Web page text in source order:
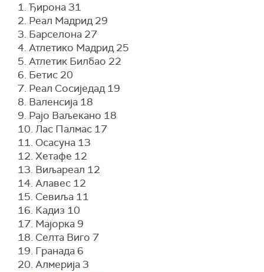
1. Ђирона 31
2. Реал Мадрид 29
3. Барселона 27
4. Атлетико Мадрид 25
5. Атлетик Билбао 22
6. Бетис 20
7. Реал Сосиједад 19
8. Валенсија 18
9. Рајо Ваљекано 18
10. Лас Палмас 17
11. Осасуна 13
12. Хетафе 12
13. Виљареал 12
14. Алавес 12
15. Севиља 11
16. Кадиз 10
17. Мајорка 9
18. Селта Виго 7
19. Гранада 6
20. Алмерија 3